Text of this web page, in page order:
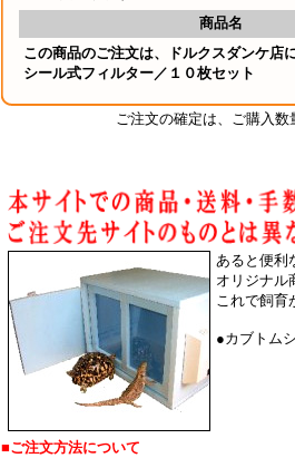
商品名
この商品のご注文は、ドルクスダンケ店
シール式フィルター／１０枚セット
ご注文の確定は、ご購入数
あると便利
オリジナル
これで飼育
●カブトム
■ご注文方法について